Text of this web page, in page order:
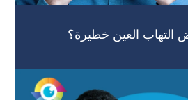
التهاب العين خطيرة؟